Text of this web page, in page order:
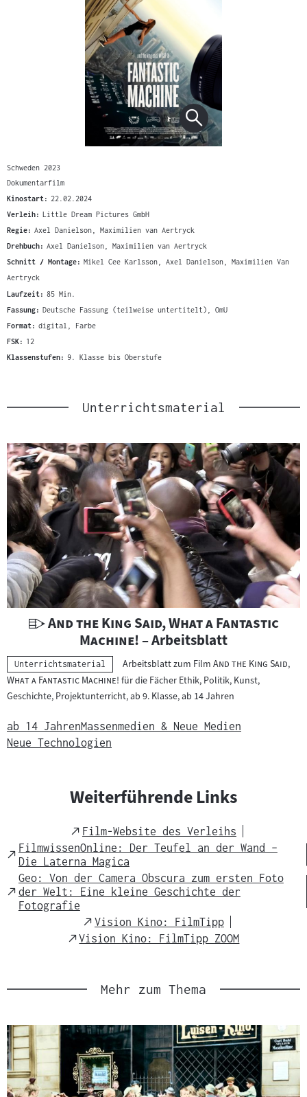
Schweden 2023
Dokumentarfilm
Kinostart: 22.02.2024
Verleih: Little Dream Pictures GmbH
Regie: Axel Danielson, Maximilien van Aertryck
Drehbuch: Axel Danielson, Maximilien van Aertryck
Schnitt / Montage: Mikel Cee Karlsson, Axel Danielson, Maximilien Van
Aertryck
Laufzeit: 85 Min.
Fassung: Deutsche Fassung (teilweise untertitelt), OmU
Format: digital, Farbe
FSK: 12
Klassenstufen: 9. Klasse bis Oberstufe
Unterrichtsmaterial
U
t
e
r
i
c
t
e
r
i
a
"
And the King Said, What a Fantastic
Machine! "
– Arbeitsblatt
Kategorie:
Unterrichtsmaterial Arbeitsblatt zum Film "
And the King Said,
What a Fantastic Machine! "für die Fächer Ethik, Politik, Kunst,
Geschichte, Projektunterricht, ab 9. Klasse, ab 14 Jahren
ab 14 JahrenMassenmedien & Neue Medien
Neue Technologien
Weiterführende Links
External
Link
Film-Website des Verleihs
External
Link
FilmwissenOnline: Der Teufel an der Wand –
Die Laterna Magica
External
Link
Geo: Von der Camera Obscura zum ersten Foto
der Welt: Eine kleine Geschichte der
Fotografie
External
Link
Vision Kino: FilmTipp
External
Vision Kino: FilmTipp ZOOM
Mehr zum Thema